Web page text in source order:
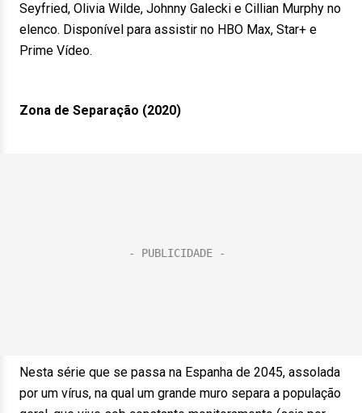
Seyfried, Olivia Wilde, Johnny Galecki e Cillian Murphy no
elenco. Disponível para assistir no HBO Max, Star+ e
Prime Vídeo.
Zona de Separação (2020)
Nesta série que se passa na Espanha de 2045, assolada
por um vírus, na qual um grande muro separa a população